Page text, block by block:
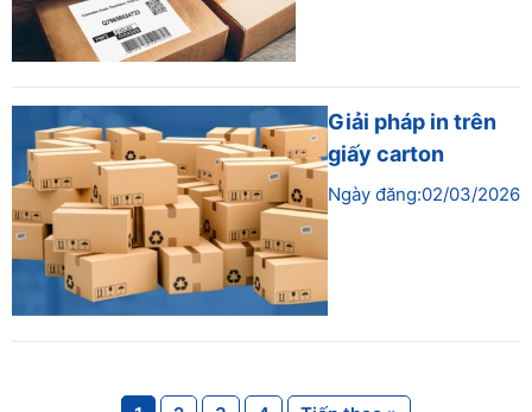
Giải pháp in trên
giấy carton
Ngày đăng:02/03/2026